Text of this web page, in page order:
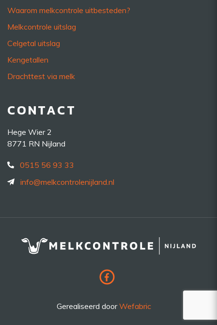
Waarom melkcontrole uitbesteden?
Melkcontrole uitslag
Celgetal uitslag
Kengetallen
Drachttest via melk
CONTACT
Hege Wier 2
8771 RN Nijland
0515 56 93 33
info@melkcontrolenijland.nl
Gerealiseerd doorWefabric